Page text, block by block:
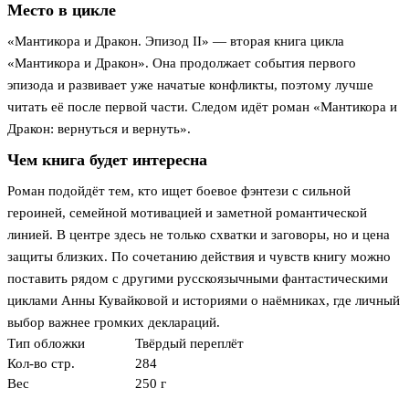
Место в цикле
«Мантикора и Дракон. Эпизод II» — вторая книга цикла
«Мантикора и Дракон». Она продолжает события первого
эпизода и развивает уже начатые конфликты, поэтому лучше
читать её после первой части. Следом идёт роман «Мантикора и
Дракон: вернуться и вернуть».
Чем книга будет интересна
Роман подойдёт тем, кто ищет боевое фэнтези с сильной
героиней, семейной мотивацией и заметной романтической
линией. В центре здесь не только схватки и заговоры, но и цена
защиты близких. По сочетанию действия и чувств книгу можно
поставить рядом с другими русскоязычными фантастическими
циклами Анны Кувайковой и историями о наёмниках, где личный
выбор важнее громких деклараций.
Тип обложки
Твёрдый переплёт
Кол-во стр.
284
Вес
250 г